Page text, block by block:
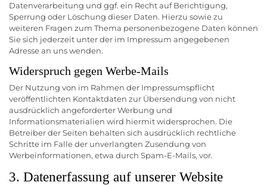
Datenverarbeitung und ggf. ein Recht auf Berichtigung,
Sperrung oder Löschung dieser Daten. Hierzu sowie zu
weiteren Fragen zum Thema personenbezogene Daten können
Sie sich jederzeit unter der im Impressum angegebenen
Adresse an uns wenden.
Widerspruch gegen Werbe-Mails
Der Nutzung von im Rahmen der Impressumspflicht
veröffentlichten Kontaktdaten zur Übersendung von nicht
ausdrücklich angeforderter Werbung und
Informationsmaterialien wird hiermit widersprochen. Die
Betreiber der Seiten behalten sich ausdrücklich rechtliche
Schritte im Falle der unverlangten Zusendung von
Werbeinformationen, etwa durch Spam-E-Mails, vor.
3. Datenerfassung auf unserer Website